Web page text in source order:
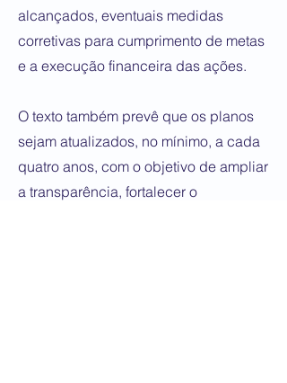
alcançados, eventuais medidas
corretivas para cumprimento de metas
e a execução financeira das ações.
O texto também prevê que os planos
sejam atualizados, no mínimo, a cada
quatro anos, com o objetivo de ampliar
a transparência, fortalecer o